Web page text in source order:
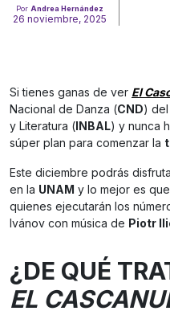
Por Andrea Hernández
26 noviembre, 2025
Si tienes ganas de ver El
Nacional de Danza (CND) del
y Literatura ( INBAL) y nunca
súper plan para comenzar la
Este diciembre podrás
en la UNAM y lo mejor es
quienes ejecutarán los
Ivánov con música de Piotr
¿DE QUÉ
EL